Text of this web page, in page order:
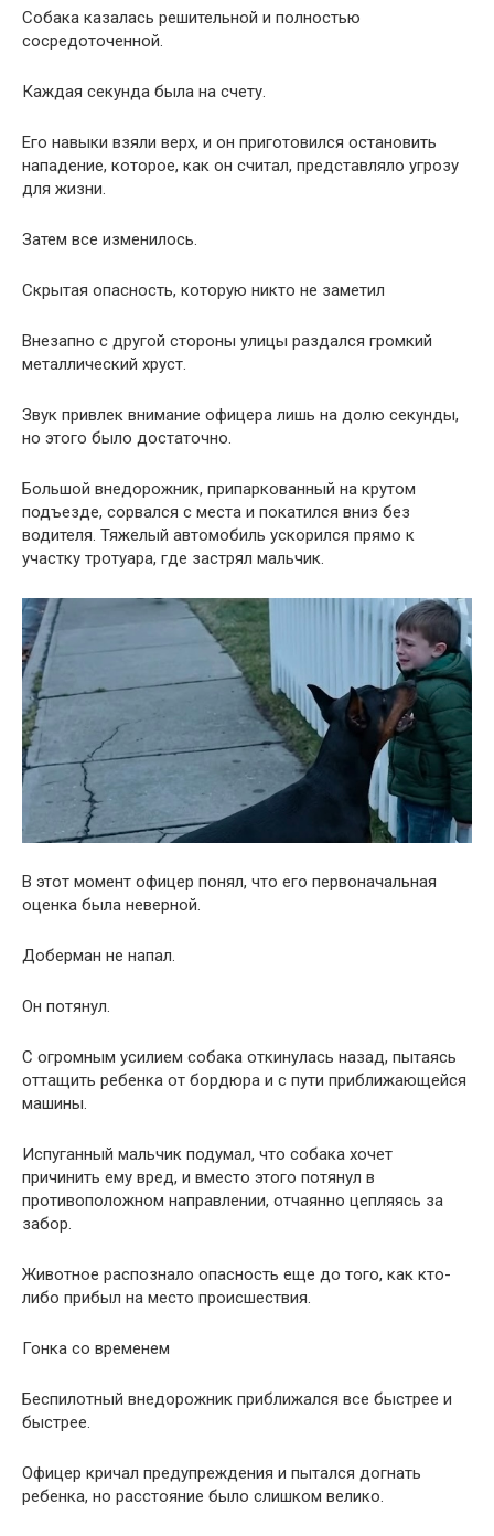
Собака казалась решительной и полностью
сосредоточенной.
Каждая секунда была на счету.
Его навыки взяли верх, и он приготовился остановить
нападение, которое, как он считал, представляло угрозу
для жизни.
Затем все изменилось.
Скрытая опасность, которую никто не заметил
Внезапно с другой стороны улицы раздался громкий
металлический хруст.
Звук привлек внимание офицера лишь на долю секунды,
но этого было достаточно.
Большой внедорожник, припаркованный на крутом
подъезде, сорвался с места и покатился вниз без
водителя. Тяжелый автомобиль ускорился прямо к
участку тротуара, где застрял мальчик.
В этот момент офицер понял, что его первоначальная
оценка была неверной.
Доберман не напал.
Он потянул.
С огромным усилием собака откинулась назад, пытаясь
оттащить ребенка от бордюра и с пути приближающейся
машины.
Испуганный мальчик подумал, что собака хочет
причинить ему вред, и вместо этого потянул в
противоположном направлении, отчаянно цепляясь за
забор.
Животное распознало опасность еще до того, как кто-
либо прибыл на место происшествия.
Гонка со временем
Беспилотный внедорожник приближался все быстрее и
быстрее.
Офицер кричал предупреждения и пытался догнать
ребенка, но расстояние было слишком велико.